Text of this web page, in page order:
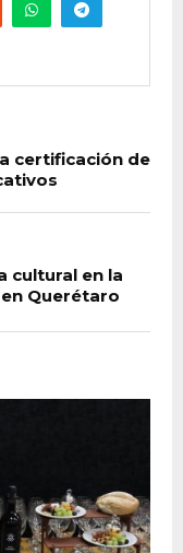
certificación de
cultural en la
Querétaro